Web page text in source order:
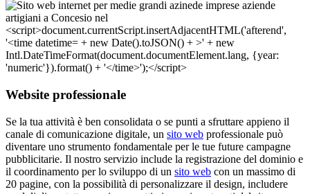
Website professionale
Se la tua attività è ben consolidata o se punti a sfruttare appieno il
canale di comunicazione digitale, un sito web professionale può
diventare uno strumento fondamentale per le tue future campagne
pubblicitarie. Il nostro servizio include la registrazione del dominio e
il coordinamento per lo sviluppo di un sito web con un massimo di
20 pagine, con la possibilità di personalizzare il design, includere